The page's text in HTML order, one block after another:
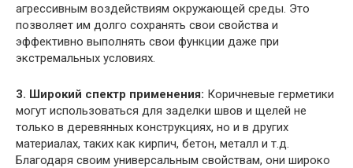
агрессивным воздействиям окружающей среды. Это
позволяет им долго сохранять свои свойства и
эффективно выполнять свои функции даже при
экстремальных условиях.
3. Широкий спектр применения: Коричневые герметики
могут использоваться для заделки швов и щелей не
только в деревянных конструкциях, но и в других
материалах, таких как кирпич, бетон, металл и т.д.
Благодаря своим универсальным свойствам, они широко